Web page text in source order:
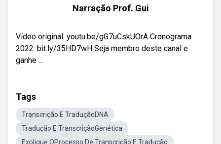
Narração Prof. Gui
Vídeo original: youtu.be/gG7uCskUOrA Cronograma
2022: bit.ly/35HD7wH Seja membro deste canal e
ganhe ...
Tags
Transcrição E TraduçãoDNA
Tradução E TranscriçãoGenética
Explique OProcesso De Transcrição E Tradução